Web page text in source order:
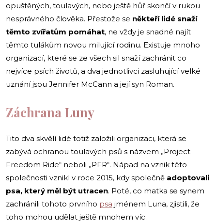
opuštěných, toulavých, nebo ještě hůř skončí v rukou
nesprávného člověka. Přestože se někteří lidé snaží
těmto zvířatům pomáhat, ne vždy je snadné najít
těmto tulákům novou milující rodinu. Existuje mnoho
organizací, které se ze všech sil snaží zachránit co
nejvíce psích životů, a dva jednotlivci zasluhující velké
uznání jsou Jennifer McCann a její syn Roman.
Záchrana Luny
Tito dva skvělí lidé totiž založili organizaci, která se
zabývá ochranou toulavých psů s názvem „Project
Freedom Ride“ neboli „PFR“. Nápad na vznik této
společnosti vznikl v roce 2015, kdy společně adoptovali
psa, který měl být utracen. Poté, co matka se synem
zachránili tohoto prvního psa jménem Luna, zjistili, že
toho mohou udělat ještě mnohem víc.